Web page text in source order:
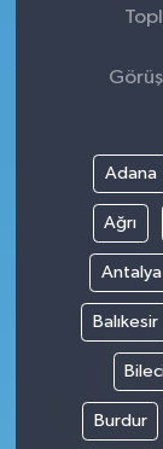
Adana
Ağrı
Antalya
Balıkesir
Burdur